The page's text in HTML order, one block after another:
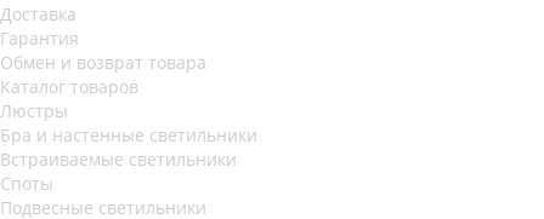
Доставка
Гарантия
Обмен и возврат товара
Каталог товаров
Люстры
Бра и настенные светильники
Встраиваемые светильники
Споты
Подвесные светильники